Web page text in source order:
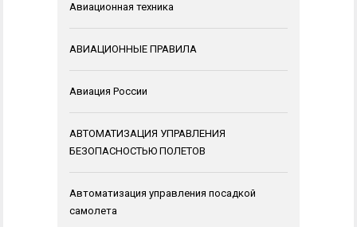
Авиационная техника
АВИАЦИОННЫЕ ПРАВИЛА
Авиация России
АВТОМАТИЗАЦИЯ УПРАВЛЕНИЯ
БЕЗОПАСНОСТЬЮ ПОЛЕТОВ
Автоматизация управления посадкой
самолета